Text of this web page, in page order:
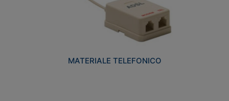
MATERIALE TELEFONICO